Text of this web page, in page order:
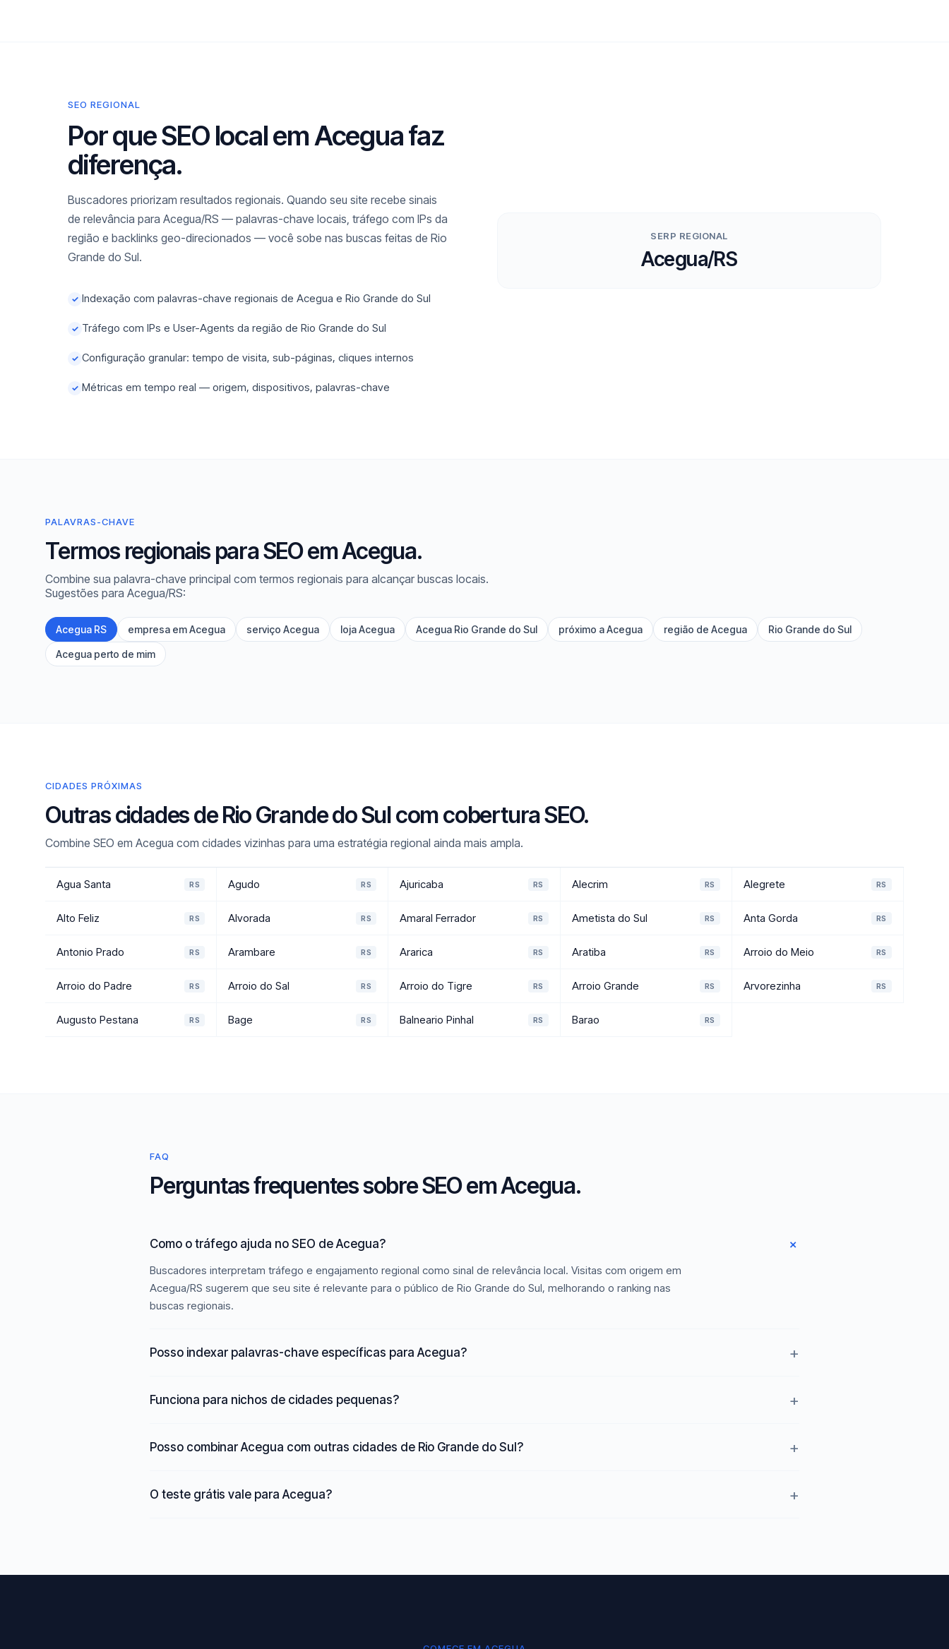
SEO REGIONAL
Por que SEO local em Acegua faz
diferença.
Buscadores priorizam resultados regionais. Quando seu site recebe sinais
de relevância para Acegua/RS — palavras-chave locais, tráfego com IPs da
região e backlinks geo-direcionados — você sobe nas buscas feitas de Rio
Grande do Sul.
✓ Indexação com palavras-chave regionais de Acegua e Rio Grande do Sul
✓ Tráfego com IPs e User-Agents da região de Rio Grande do Sul
✓ Configuração granular: tempo de visita, sub-páginas, cliques internos
✓ Métricas em tempo real — origem, dispositivos, palavras-chave
SERP REGIONAL
Acegua/RS
PALAVRAS-CHAVE
Termos regionais para SEO em Acegua.
Combine sua palavra-chave principal com termos regionais para alcançar buscas locais.
Sugestões para Acegua/RS:
Acegua RS empresa em Acegua serviço Acegua loja Acegua Acegua Rio Grande do Sul próximo a Acegua região de Acegua Rio Grande do Sul
Acegua perto de mim
CIDADES PRÓXIMAS
Outras cidades de Rio Grande do Sul com cobertura SEO.
Combine SEO em Acegua com cidades vizinhas para uma estratégia regional ainda mais ampla.
Agua Santa RS Agudo RS Ajuricaba RS Alecrim RS Alegrete RS
Alto Feliz RS Alvorada RS Amaral Ferrador RS Ametista do Sul RS Anta Gorda RS
Antonio Prado RS Arambare RS Ararica RS Aratiba RS Arroio do Meio RS
Arroio do Padre RS Arroio do Sal RS Arroio do Tigre RS Arroio Grande RS Arvorezinha RS
Augusto Pestana RS Bage RS Balneario Pinhal RS Barao RS
FAQ
Perguntas frequentes sobre SEO em Acegua.
Como o tráfego ajuda no SEO de Acegua?
Buscadores interpretam tráfego e engajamento regional como sinal de relevância local. Visitas com origem em
Acegua/RS sugerem que seu site é relevante para o público de Rio Grande do Sul, melhorando o ranking nas
buscas regionais.
Posso indexar palavras-chave específicas para Acegua?
Funciona para nichos de cidades pequenas?
Posso combinar Acegua com outras cidades de Rio Grande do Sul?
O teste grátis vale para Acegua?